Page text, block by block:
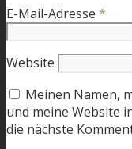
E-Mail-Adresse *
Website
Meinen Namen,
und meine Website
die nächste